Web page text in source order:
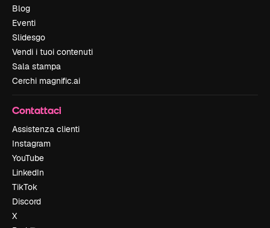
Blog
Eventi
Slidesgo
Vendi i tuoi contenuti
Sala stampa
Cerchi magnific.ai
Contattaci
Assistenza clienti
Instagram
YouTube
LinkedIn
TikTok
Discord
X